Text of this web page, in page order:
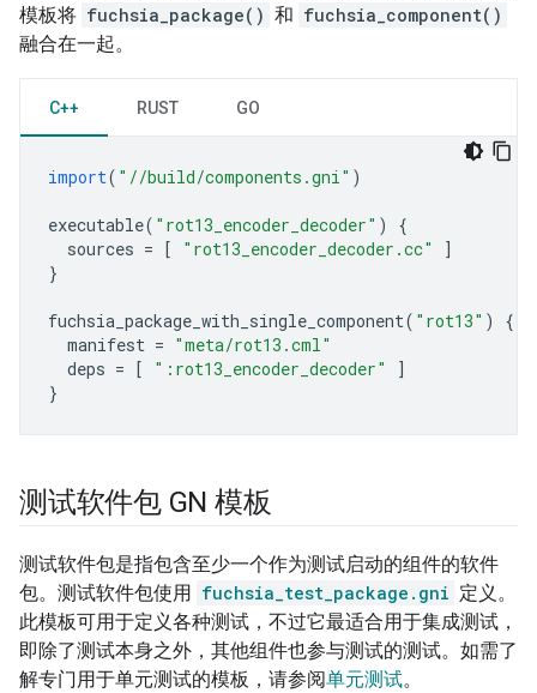
模板将 fuchsia_package() 和 fuchsia_component()
融合在一起。
C++ RUST GO
import( "//build/components.gni" )
executable( "rot13_encoder_decoder" )
{
sources = [ "rot13_encoder_decoder.cc"
]
}
fuchsia_package_with_single_component( "rot13" )
{
manifest = "meta/rot13.cml"
deps = [ ":rot13_encoder_decoder"
]
}
测试软件包 GN 模板
测试软件包是指包含至少一个作为测试启动的组件的软件
包。测试软件包使用 fuchsia_test_package.gni 定义。
此模板可用于定义各种测试，不过它最适合用于集成测试，
即除了测试本身之外，其他组件也参与测试的测试。如需了
解专门用于单元测试的模板，请参阅单元测试。